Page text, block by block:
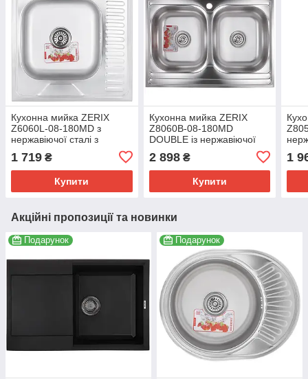
Кухонна мийка ZERIX
Z6060L-08-180MD з
нержавіючої сталі з
(ZS0587)
1 719 ₴
Купити
Кухонна мийка ZERIX
Z8060B-08-180MD
DOUBLE із нержавіючої
800х600 мм (ZS0611)
2 898₴
Купити
1
Акційні пропозиції та новинки
Подарунок Подарунок